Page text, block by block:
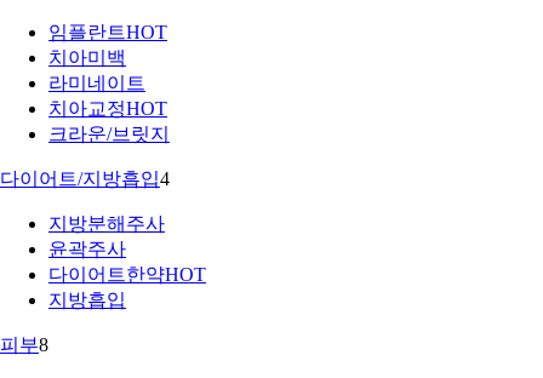
임플란트HOT
치아미백
라미네이트
치아교정HOT
크라운/브릿지
다이어트/지방흡입4
지방분해주사
윤곽주사
다이어트한약HOT
지방흡입
피부8